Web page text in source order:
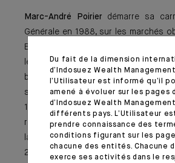
Marc-André Poirier démarre sa
Générale en 1988, sur les marchés
En 1990, il est transféré à New York
les activités obligataires et
banque. Entre 1994 et 1996, il
similaire sur la zone Asie, basé à
1998, de retour à New York, il
responsable des marchés. En 1998,
la division action de SG Cowen
2002, il occupe le poste de CEO
Du fait de la dimension
d’Indosuez Wealth
l’Utilisateur est informé qu’il
amené à évoluer sur les pages
d’Indosuez Wealth
différents pays. L’Utilisateur
prendre connaissance des
conditions figurant sur les
chacune des entités. Chacune
exerce ses activités dans le